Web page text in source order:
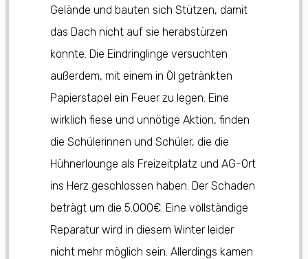
Gelände und bauten sich Stützen, damit
das Dach nicht auf sie herabstürzen
konnte. Die Eindringlinge versuchten
außerdem, mit einem in Öl getränkten
Papierstapel ein Feuer zu legen. Eine
wirklich fiese und unnötige Aktion, finden
die Schülerinnen und Schüler, die die
Hühnerlounge als Freizeitplatz und AG-Ort
ins Herz geschlossen haben. Der Schaden
beträgt um die 5.000€. Eine vollständige
Reparatur wird in diesem Winter leider
nicht mehr möglich sein. Allerdings kamen